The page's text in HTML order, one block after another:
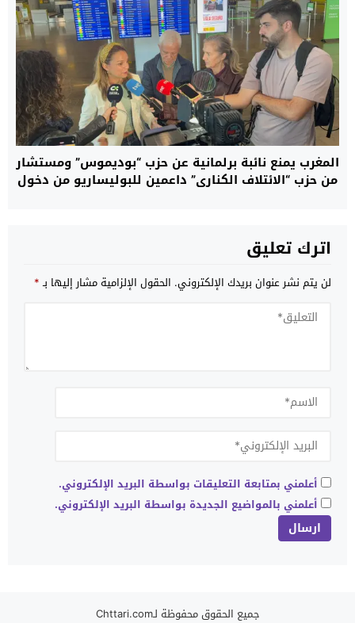
المغرب يمنع نائبة برلمانية عن حزب “بوديموس” ومستشار
من حزب “الائتلاف الكناري” داعمين للبوليساريو من دخول
اترك تعليق
لن يتم نشر عنوان بريدك الإلكتروني. الحقول الإلزامية مشار إليها بـ*
أعلمني بمتابعة التعليقات بواسطة البريد الإلكتروني.
أعلمني بالمواضيع الجديدة بواسطة البريد الإلكتروني.
جميع الحقوق محفوظة لـChttari.com